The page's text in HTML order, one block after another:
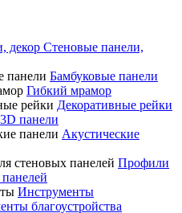
Стеновые панели,
Бамбуковые панели
Гибкий мрамор
Декоративные рейки
3D панели
Акустические
Профили
Инструменты